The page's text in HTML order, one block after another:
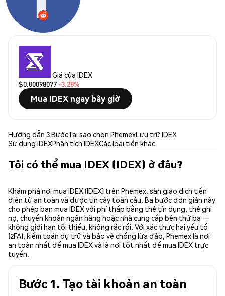
Giá của IDEX
$0.00098077 -3.28%
Mua IDEX ngay bây giờ
Hướng dẫn 3 BướcTại sao chọn PhemexLưu trữ IDEX
Sử dụng IDEXPhân tích IDEXCác loại tiền khác
Tôi có thể mua IDEX (IDEX) ở đâu?
Khám phá nơi mua IDEX (IDEX) trên Phemex, sàn giao dịch tiền
điện tử an toàn và được tin cậy toàn cầu. Ba bước đơn giản này
cho phép bạn mua IDEX với phí thấp bằng thẻ tín dụng, thẻ ghi
nợ, chuyển khoản ngân hàng hoặc nhà cung cấp bên thứ ba —
không giới hạn tối thiểu, không rắc rối. Với xác thực hai yếu tố
(2FA), kiểm toán dự trữ và bảo vệ chống lừa đảo, Phemex là nơi
an toàn nhất để mua IDEX và là nơi tốt nhất để mua IDEX trực
tuyến.
Bước 1. Tạo tài khoản an toàn